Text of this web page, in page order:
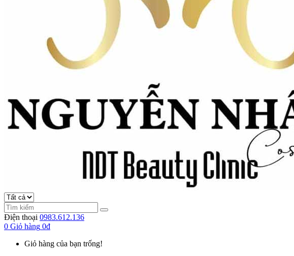
Điện thoại 0983.612.136
0 Giỏ hàng 0đ
Giỏ hàng của bạn trống!